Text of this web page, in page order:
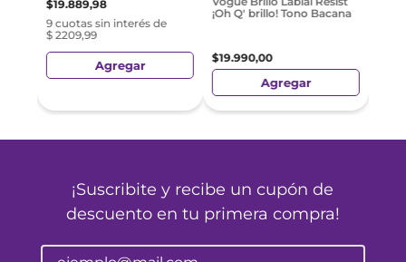
$19.889,98
9 cuotas sin interés de
$ 2209,99
Agregar
¡Oh Q' brillo! Tono Bacana
$19.990,00
Agregar
¡Suscribite y recibe un cupón de
descuento en tu primera compra!